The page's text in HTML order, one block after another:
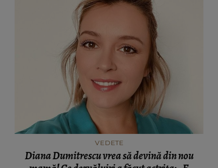
VEDETE
Diana Dumitrescu vrea să devină din nou